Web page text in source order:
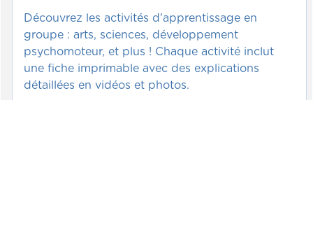
Découvrez les activités d'apprentissage en
groupe : arts, sciences, développement
psychomoteur, et plus ! Chaque activité inclut
une fiche imprimable avec des explications
détaillées en vidéos et photos.